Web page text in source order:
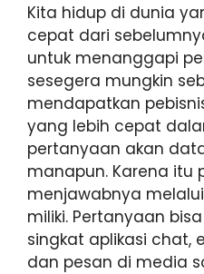
Kita hidup di dunia
cepat dari
untuk menanggapi
sesegera mungkin
mendapatkan
yang lebih cepat
pertanyaan akan
manapun. Karena itu
menjawabnya
miliki. Pertanyaan
singkat aplikasi chat,
dan pesan di media